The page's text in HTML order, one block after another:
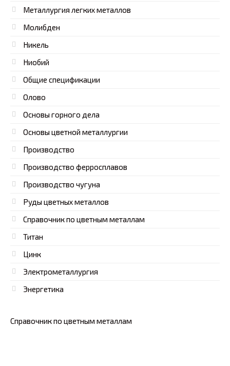
Металлургия легких металлов
Молибден
Никель
Ниобий
Общие спецификации
Олово
Основы горного дела
Основы цветной металлургии
Производство
Производство ферросплавов
Производство чугуна
Руды цветных металлов
Справочник по цветным металлам
Титан
Цинк
Электрометаллургия
Энергетика
Справочник по цветным металлам